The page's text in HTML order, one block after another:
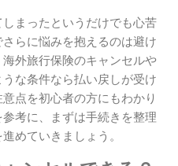
まったというだけでも心苦
らに悩みを抱えるのは避け
外旅行保険のキャンセルや
な条件なら払い戻しが受け
点を初心者の方にもわかり
考に、まずは手続きを整理
めていきましょう。